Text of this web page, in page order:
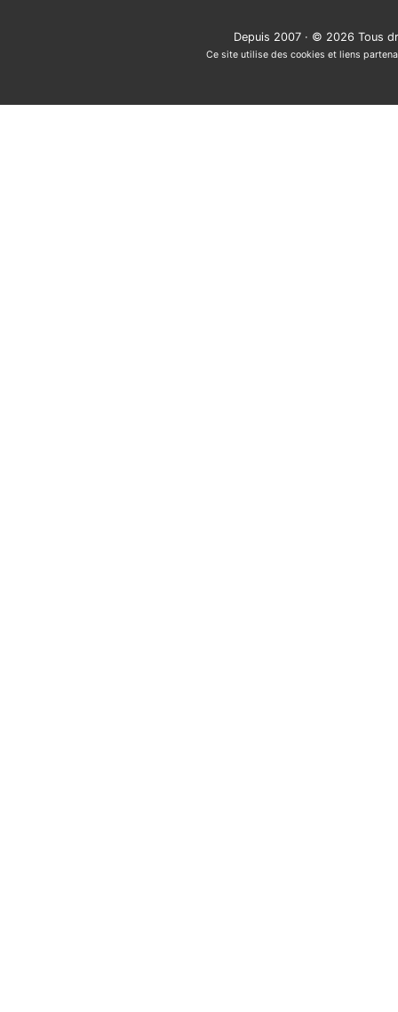
Depuis 2007 · © 2026 Tous
Ce site utilise des cookies et liens